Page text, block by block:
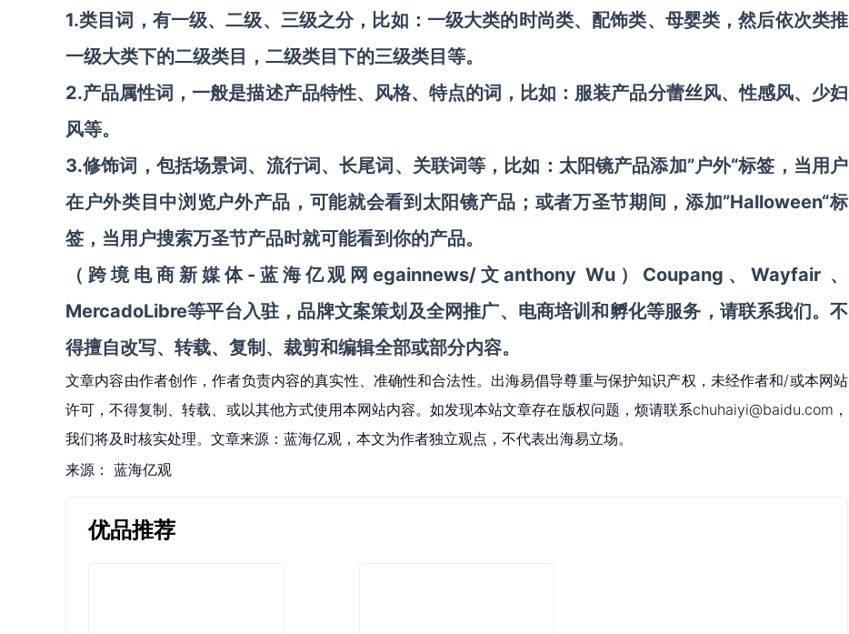
1.类目词，有一级、二级、三级之分，比如：一级大类的时尚类、配饰类、母婴类，然后依次类推
一级大类下的二级类目，二级类目下的三级类目等。
2.产品属性词，一般是描述产品特性、风格、特点的词，比如：服装产品分蕾丝风、性感风、少妇
风等。
3.修饰词，包括场景词、流行词、长尾词、关联词等，比如：太阳镜产品添加”户外“标签，当用户
在户外类目中浏览户外产品，可能就会看到太阳镜产品；或者万圣节期间，添加”Halloween“标
签，当用户搜索万圣节产品时就可能看到你的产品。
（跨境电商新媒体-蓝海亿观网egainnews/文anthony Wu） Coupang 、Wayfair 、
MercadoLibre等平台入驻， 品牌文案策划及全网推广、电商培训和孵化等服务 ，请联系我们。不
得擅自改写、转载、复制、裁剪和编辑全部或部分内容。
文章内容由作者创作，作者负责内容的真实性、准确性和合法性。出海易倡导尊重与保护知识产权，未经作者和/或本网站
许可，不得复制、转载、或以其他方式使用本网站内容。如发现本站文章存在版权问题，烦请联系chuhaiyi@baidu.com，
我们将及时核实处理。文章来源：蓝海亿观，本文为作者独立观点，不代表出海易立场。
来源： 蓝海亿观
优品推荐